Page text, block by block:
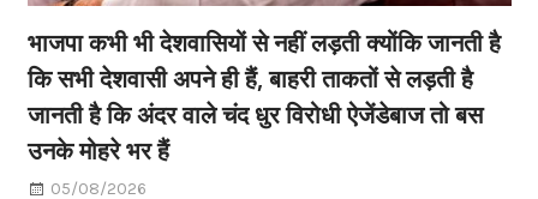
भाजपा कभी भी देशवासियों से नहीं लड़ती क्योंकि जानती है
कि सभी देशवासी अपने ही हैं, बाहरी ताकतों से लड़ती है
जानती है कि अंदर वाले चंद धुर विरोधी ऐजेंडेबाज तो बस
उनके मोहरे भर हैं
05/08/2026